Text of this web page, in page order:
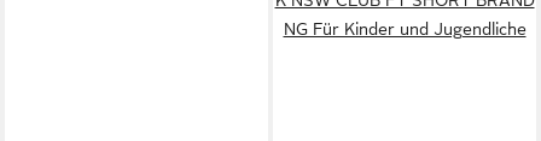
NG Für Kinder und Jugendliche